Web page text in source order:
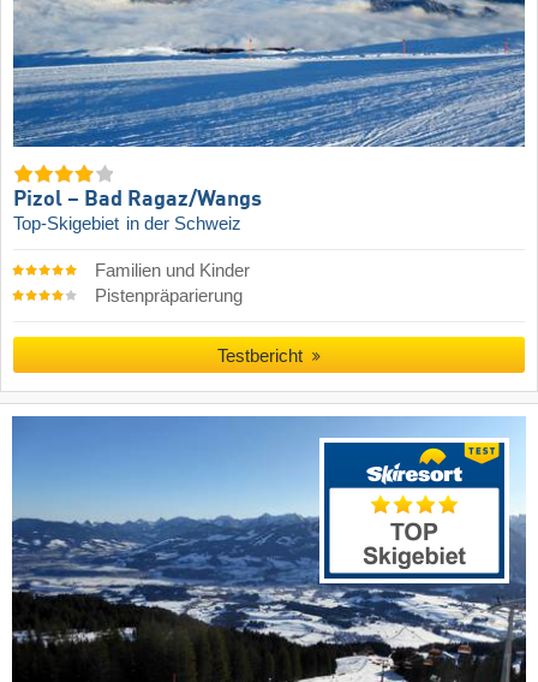
Pizol – Bad Ragaz/​Wangs
Top-Skigebiet in der Schweiz
Familien und Kinder
Pistenpräparierung
Testbericht